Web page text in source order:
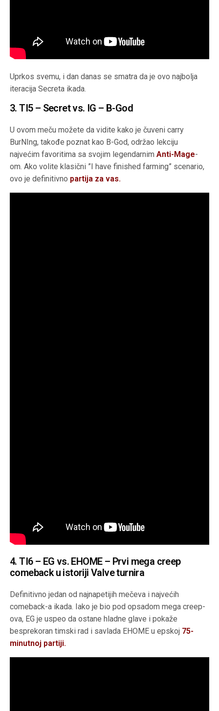
Uprkos svemu, i dan danas se smatra da je ovo najbolja
iteracija Secreta ikada.
3. TI5 – Secret vs. IG – B-God
U ovom meču možete da vidite kako je čuveni carry
BurNIng, takođe poznat kao B-God, održao lekciju
najvećim favoritima sa svojim legendarnimAnti-Mage-
om. Ako volite klasični ”I have finished farming” scenario,
ovo je definitivno partija za vas.
4. TI6 – EG vs. EHOME – Prvi mega creep
comeback u istoriji Valve turnira
Definitivno jedan od najnapetijih mečeva i najvećih
comeback-a ikada. Iako je bio pod opsadom mega creep-
ova, EG je uspeo da ostane hladne glave i pokaže
besprekoran timski rad i savlada EHOME u epskoj 75-
minutnoj partiji.